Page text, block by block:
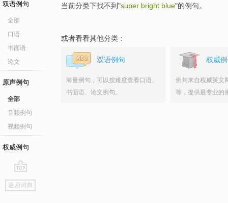
双语例句
全部
口语
书面语
论文
原声例句
全部
音频例句
视频例句
权威例句
go
top
返回词典
当前分类下找不到"super bright blue"的例句。
或者看看其他分类：
双语例句
海量例句，可以按难度查看口语、
书面语、论文例句。
权威
例句来自权威英文
等，提供最专业的